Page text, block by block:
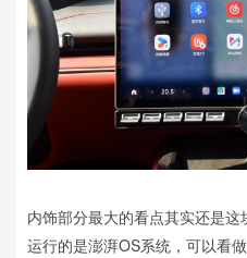
内饰部分最大的看点其实还是这
运行的是澎湃OS系统，可以看